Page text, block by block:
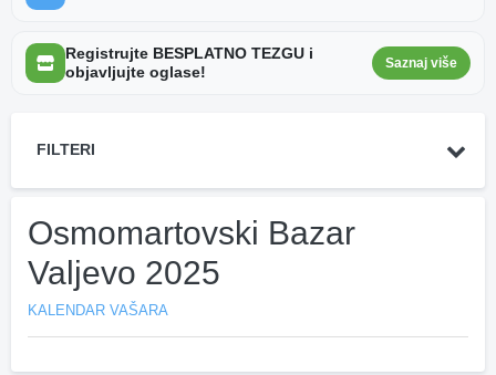
Registrujte BESPLATNO TEZGU i
objavljujte oglase!
Saznaj više
FILTERI
Osmomartovski Bazar
Valjevo 2025
KALENDAR VAŠARA